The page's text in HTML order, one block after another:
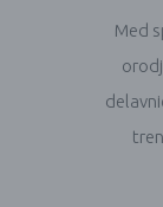
Med